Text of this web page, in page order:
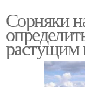
Сорняки
растущим